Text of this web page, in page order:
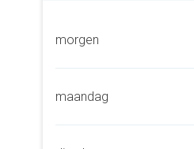
morgen
maandag